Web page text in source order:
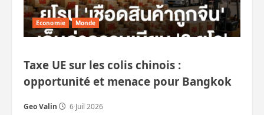
Economie Monde
Taxe UE sur les colis chinois :
opportunité et menace pour Bangkok
Geo Valin 6 Juil 2026